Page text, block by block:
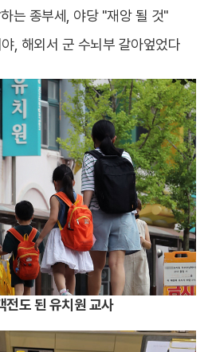
는 종부세, 야당 "재앙 될 것"
, 해외서 군 수뇌부 갈아엎었다
전도 된 유치원 교사